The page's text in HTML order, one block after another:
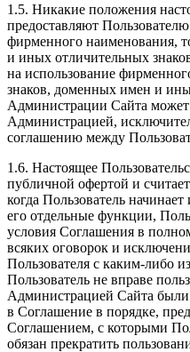
1.5. Никакие положения
предоставляют
фирменного наименования,
и иных отличительных
на использование
знаков, доменных имен и
Администрации Сайта может
Администрацией,
соглашению между
1.6. Настоящее
публичной офертой и
когда Пользователь
его отдельные функции,
условия Соглашения в
всяких оговорок и
Пользователя с каким-либо
Пользователь не вправе
Администрацией Сайта
в Соглашение в порядке,
Соглашением, с которыми
обязан прекратить